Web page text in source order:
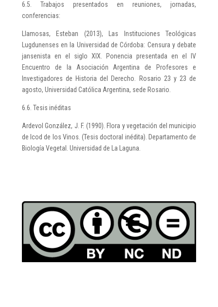
6.5. Trabajos presentados en reuniones, jornadas,
conferencias:
Llamosas, Esteban (2013), Las Instituciones Teológicas
Lugdunenses en la Universidad de Córdoba: Censura y debate
jansenista en el siglo XIX. Ponencia presentada en el IV
Encuentro de la Asociación Argentina de Profesores e
Investigadores de Historia del Derecho. Rosario 23 y 23 de
agosto, Universidad Católica Argentina, sede Rosario.
6.6. Tesis inéditas
Ardevol González, J. F. (1990). Flora y vegetación del municipio
de Icod de los Vinos. (Tesis doctoral inédita). Departamento de
Biología Vegetal. Universidad de La Laguna.